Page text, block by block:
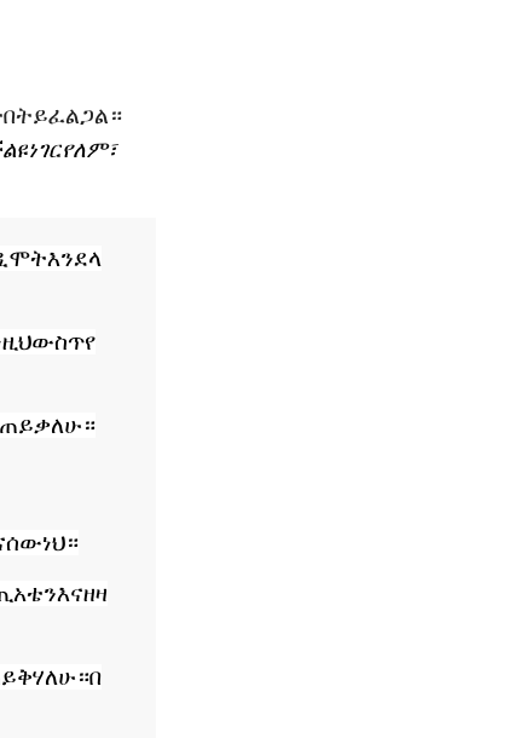
ይፈልጋል።
ልዩነገርየለም፣
እንደላ
ውስጥየ
ሰውነህ።
እናዘዛ
በ